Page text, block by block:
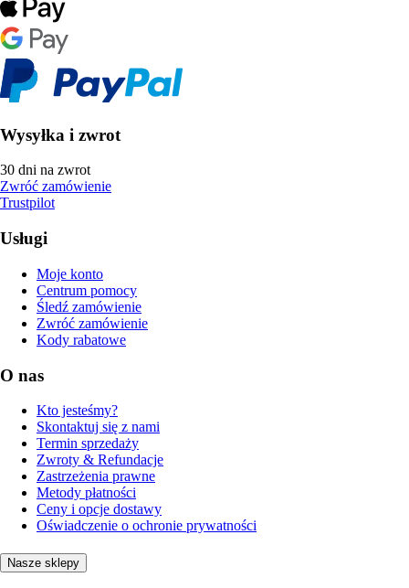
Wysyłka i zwrot
30 dni na zwrot
Zwróć zamówienie
Trustpilot
Usługi
Moje konto
Centrum pomocy
Śledź zamówienie
Zwróć zamówienie
Kody rabatowe
O nas
Kto jesteśmy?
Skontaktuj się z nami
Termin sprzedaży
Zwroty & Refundacje
Zastrzeżenia prawne
Metody płatności
Ceny i opcje dostawy
Oświadczenie o ochronie prywatności
Nasze sklepy